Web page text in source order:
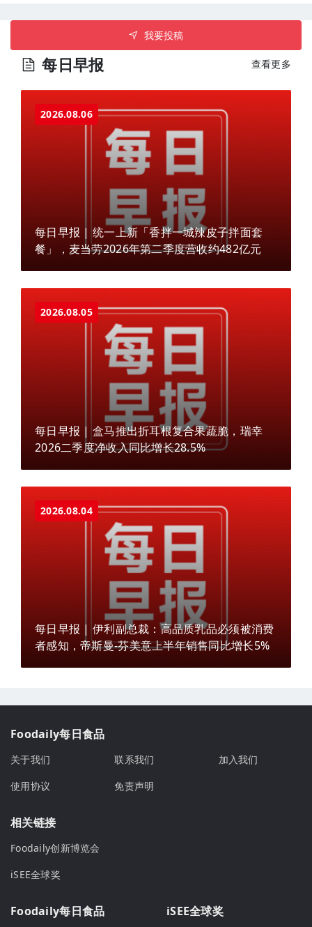
我要投稿
每日早报 查看更多
2026.08.06
每日早报 | 统一上新「香拌一城辣皮子拌面套
餐」，麦当劳2026年第二季度营收约482亿元
2026.08.05
每日早报 | 盒马推出折耳根复合果蔬脆，瑞幸
2026二季度净收入同比增长28.5%
2026.08.04
每日早报 | 伊利副总裁：高品质乳品必须被消费
者感知，帝斯曼-芬美意上半年销售同比增长5%
Foodaily每日食品
关于我们 联系我们
加入我们
使用协议
免责声明
相关链接
Foodaily创新博览会
iSEE全球奖
Foodaily每日食品 iSEE全球奖